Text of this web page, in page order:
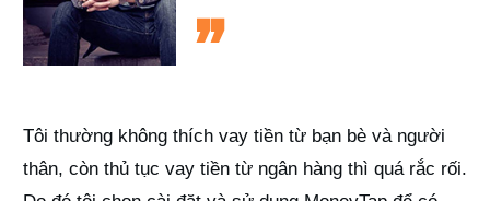
”
Tôi thường không thích vay tiền từ bạn bè và người
thân, còn thủ tục vay tiền từ ngân hàng thì quá rắc rối.